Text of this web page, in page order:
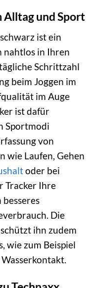
Alltag und Sport
ist ein
nahtlos in Ihren
Schrittzahl
beim Joggen im
im Auge
ist dafür
Sportmodi
von
wie Laufen, Gehen
oder bei
Tracker Ihre
Die
ihn zudem
wie zum Beispiel